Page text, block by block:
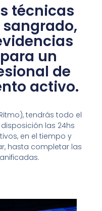
técnicas
un
de
activo.
tendrás todo el
las 24hs
en el tiempo y
hasta completar las